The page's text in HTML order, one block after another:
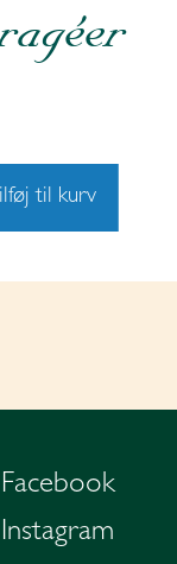
til kurv
Facebook
Instagram